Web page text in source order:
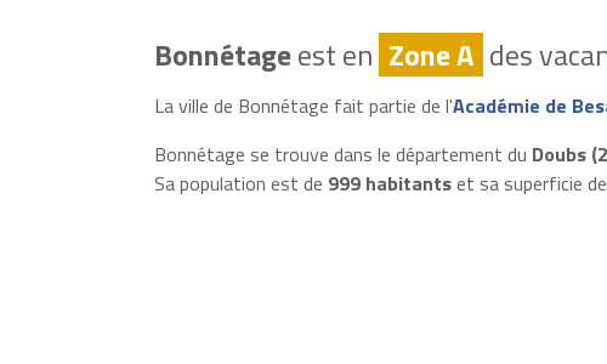
Bonnétageest en Zone A des
La ville de Bonnétage fait partie de l'Académie de
Bonnétage se trouve dans le département du Doubs
Sa population est de 999 habitantset sa superficie de